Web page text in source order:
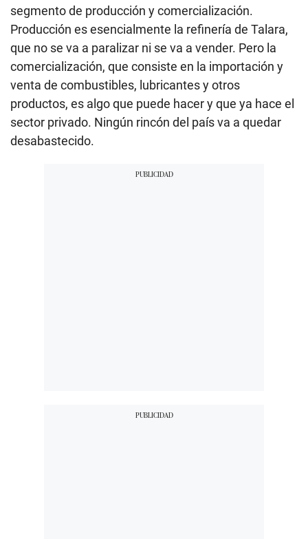
segmento de producción y comercialización.
Producción es esencialmente la refinería de Talara,
que no se va a paralizar ni se va a vender. Pero la
comercialización, que consiste en la importación y
venta de combustibles, lubricantes y otros
productos, es algo que puede hacer y que ya hace el
sector privado. Ningún rincón del país va a quedar
desabastecido.